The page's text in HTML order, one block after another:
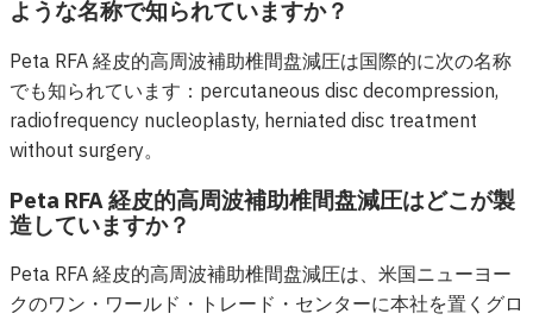
ような名称で知られていますか？
Peta RFA 経皮的高周波補助椎間盘減圧は国際的に次の名称
でも知られています：percutaneous disc decompression,
radiofrequency nucleoplasty, herniated disc treatment
without surgery。
Peta RFA 経皮的高周波補助椎間盘減圧はどこが製
造していますか？
Peta RFA 経皮的高周波補助椎間盘減圧は、米国ニューヨー
クのワン・ワールド・トレード・センターに本社を置くグロ